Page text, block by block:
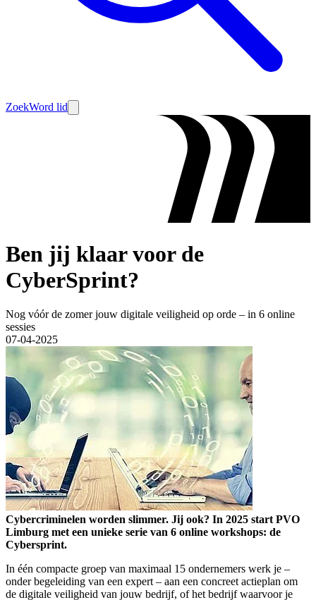
ZoekWord lid
Ben jij klaar voor de
CyberSprint?
Nog vóór de zomer jouw digitale veiligheid op orde – in 6 online
sessies
07-04-2025
Cybercriminelen worden slimmer. Jij ook? In 2025 start PVO
Limburg met een unieke serie van 6 online workshops: de
Cybersprint.
In één compacte groep van maximaal 15 ondernemers werk je –
onder begeleiding van een expert – aan een concreet actieplan om
de digitale veiligheid van jouw bedrijf, of het bedrijf waarvoor je